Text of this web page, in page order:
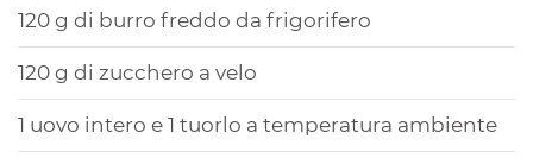
120 g di burro freddo da frigorifero
120 g di zucchero a velo
1 uovo intero e 1 tuorlo a temperatura ambiente